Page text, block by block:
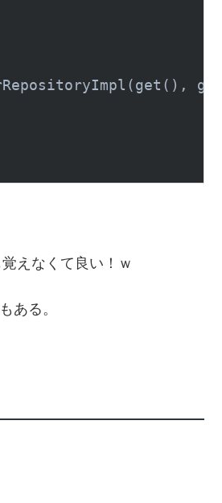
get () , get
えなくて良い！ｗ
ある。